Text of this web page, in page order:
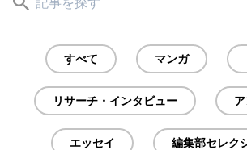
すべて マンガ
リサーチ・インタビュー
エッセイ 編集部セレク